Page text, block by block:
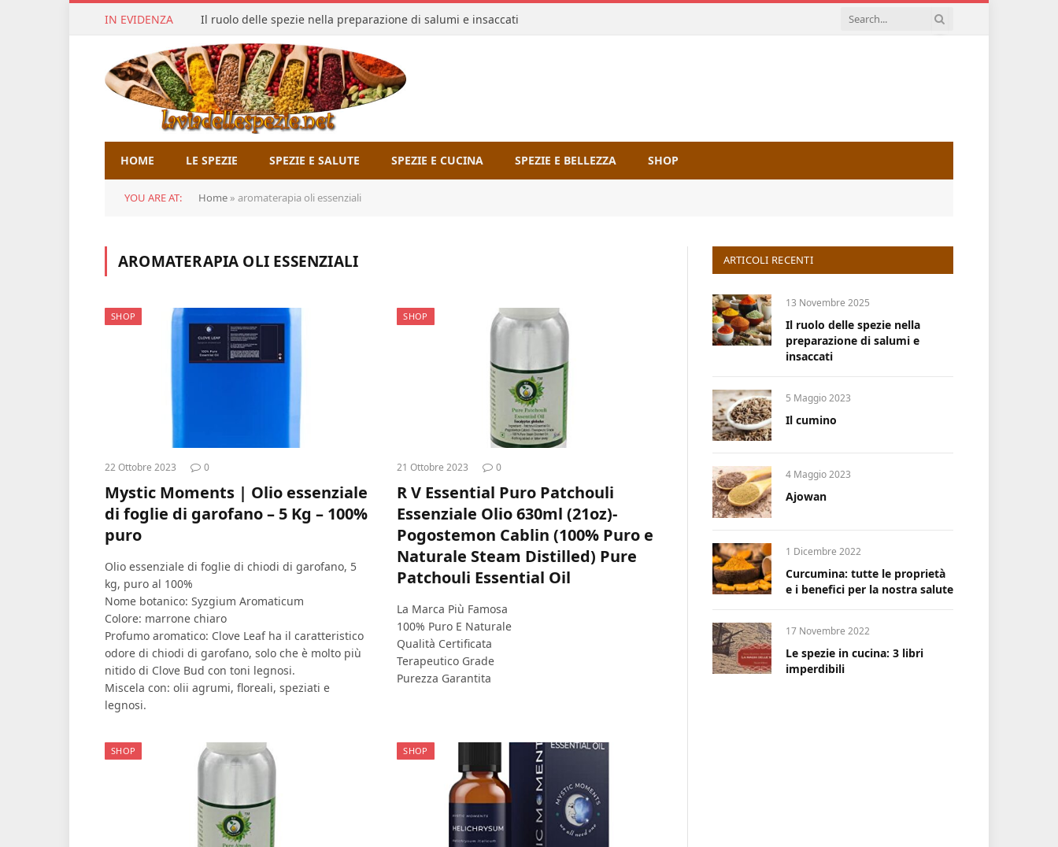
IN EVIDENZA Il ruolo delle spezie nella preparazione di salumi e insaccati
HOME LE SPEZIE SPEZIE E SALUTE SPEZIE E CUCINA SPEZIE E BELLEZZA SHOP
YOU ARE AT: Home » aromaterapia oli essenziali
AROMATERAPIA OLI ESSENZIALI
SHOP
22 Ottobre 2023 0
Mystic Moments | Olio essenziale
di foglie di garofano – 5 Kg – 100%
puro
Olio essenziale di foglie di chiodi di garofano, 5
kg, puro al 100%
Nome botanico: Syzgium Aromaticum
Colore: marrone chiaro
Profumo aromatico: Clove Leaf ha il caratteristico
odore di chiodi di garofano, solo che è molto più
nitido di Clove Bud con toni legnosi.
Miscela con: olii agrumi, floreali, speziati e
legnosi.
SHOP
21 Ottobre 2023 0
R V Essential Puro Patchouli
Essenziale Olio 630ml (21oz)-
Pogostemon Cablin (100% Puro e
Naturale Steam Distilled) Pure
Patchouli Essential Oil
La Marca Più Famosa
100% Puro E Naturale
Qualità Certificata
Terapeutico Grade
Purezza Garantita
SHOP SHOP
ARTICOLI RECENTI
13 Novembre 2025
Il ruolo delle spezie nella
preparazione di salumi e
insaccati
5 Maggio 2023
Il cumino
4 Maggio 2023
Ajowan
1 Dicembre 2022
Curcumina: tutte le proprietà
e i benefici per la nostra salute
17 Novembre 2022
Le spezie in cucina: 3 libri
imperdibili